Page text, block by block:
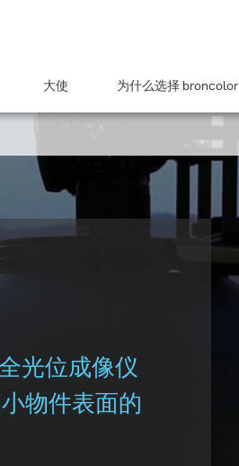
大使 为什么选择 broncolor
光位成像仪
物件表面的